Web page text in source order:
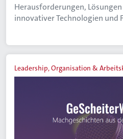
Herausforderungen,
innovativer Technologien und
Leadership, Organisation &